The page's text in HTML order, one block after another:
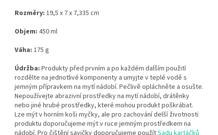
Rozměry: 19,5 x 7 x 7,335 cm
Objem: 450 ml
Váha: 175 g
Údržba: Produkty před prvním a po každém dalším použití
rozdělte na jednotlivé komponenty a umyjte v teplé vodě s
jemným přípravkem na mytí nádobí. Pečlivě opláchněte a osušte.
Nepoužívejte abrazivní prostředky na mytí nádobí, drátěnky
nebo jiné hrubé prostředky, které mohou produkt poškrábat.
Lze mýt v horním koši myčky, ale pro zachování delší životnosti
produktu doporučujeme mýt v ruce jemným prostředkem na
nádobí. Pro čištění savičky doporučujeme použítSadu kartáčků